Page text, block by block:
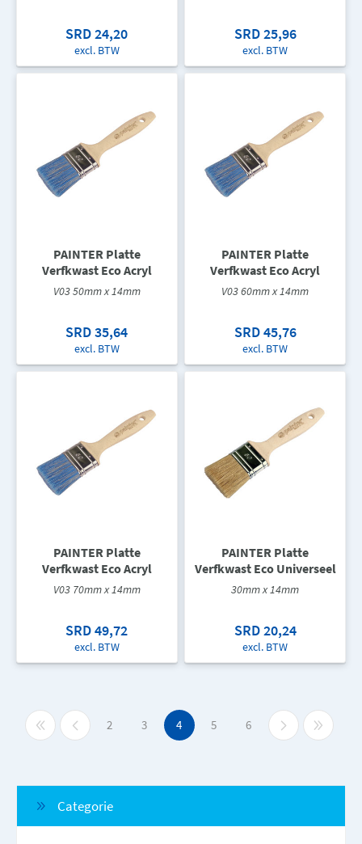
SRD 24,20
excl. BTW
SRD 25,96
excl. BTW
PAINTER Platte
Verfkwast Eco Acryl
V03 50mm x 14mm
SRD 35,64
excl. BTW
PAINTER Platte
Verfkwast Eco Acryl
V03 60mm x 14mm
SRD 45,76
excl. BTW
PAINTER Platte
Verfkwast Eco Acryl
V03 70mm x 14mm
SRD 49,72
excl. BTW
PAINTER Platte
Verfkwast Eco Universeel
30mm x 14mm
SRD 20,24
excl. BTW
2 3 4 5 6
Categorie